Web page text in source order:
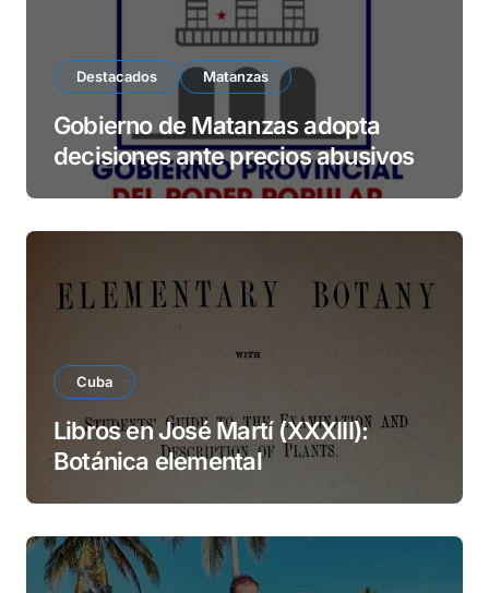
Destacados Matanzas
Gobierno de Matanzas adopta
decisiones ante precios abusivos
Cuba
Libros en José Martí (XXXIII):
Botánica elemental